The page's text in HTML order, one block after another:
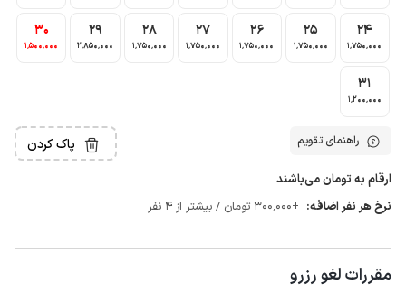
24
1٬750٬000
25
1٬750٬000
26
1٬750٬000
27
1٬750٬000
28
1٬750٬000
29
2٬850٬000
30
1٬500٬000
31
1٬200٬000
راهنمای تقویم پاک کردن
ارقام به تومان می‌باشند
نرخ هر نفر اضافه: +300٬000 تومان / بیشتر از 4 نفر
مقررات لغو رزرو